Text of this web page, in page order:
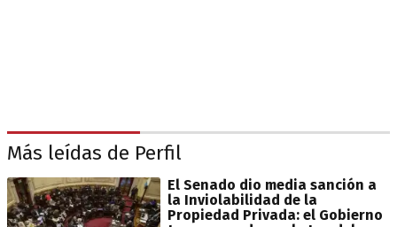
Más leídas de Perfil
El Senado dio media sanción a
la Inviolabilidad de la
Propiedad Privada: el Gobierno